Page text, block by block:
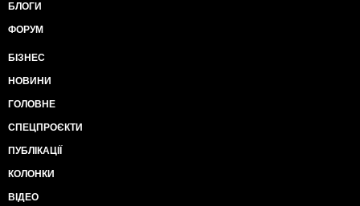
БЛОГИ
ФОРУМ
БІЗНЕС
НОВИНИ
ГОЛОВНЕ
СПЕЦПРОЄКТИ
ПУБЛІКАЦІЇ
КОЛОНКИ
ВІДЕО